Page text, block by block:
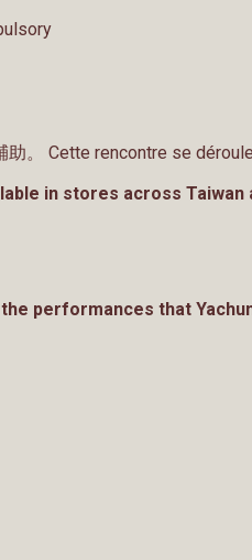
。 Cette rencontre se
in stores across
performances that